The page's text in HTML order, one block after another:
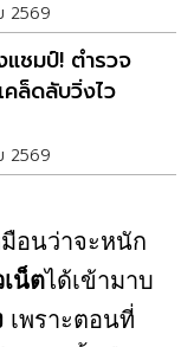
2569
แชมป์! ตำรวจ
ล็ดลับวิ่งไว
2569
มือนว่าจะหนัก
น็ตได้เข้ามาบ
เพราะตอนที่